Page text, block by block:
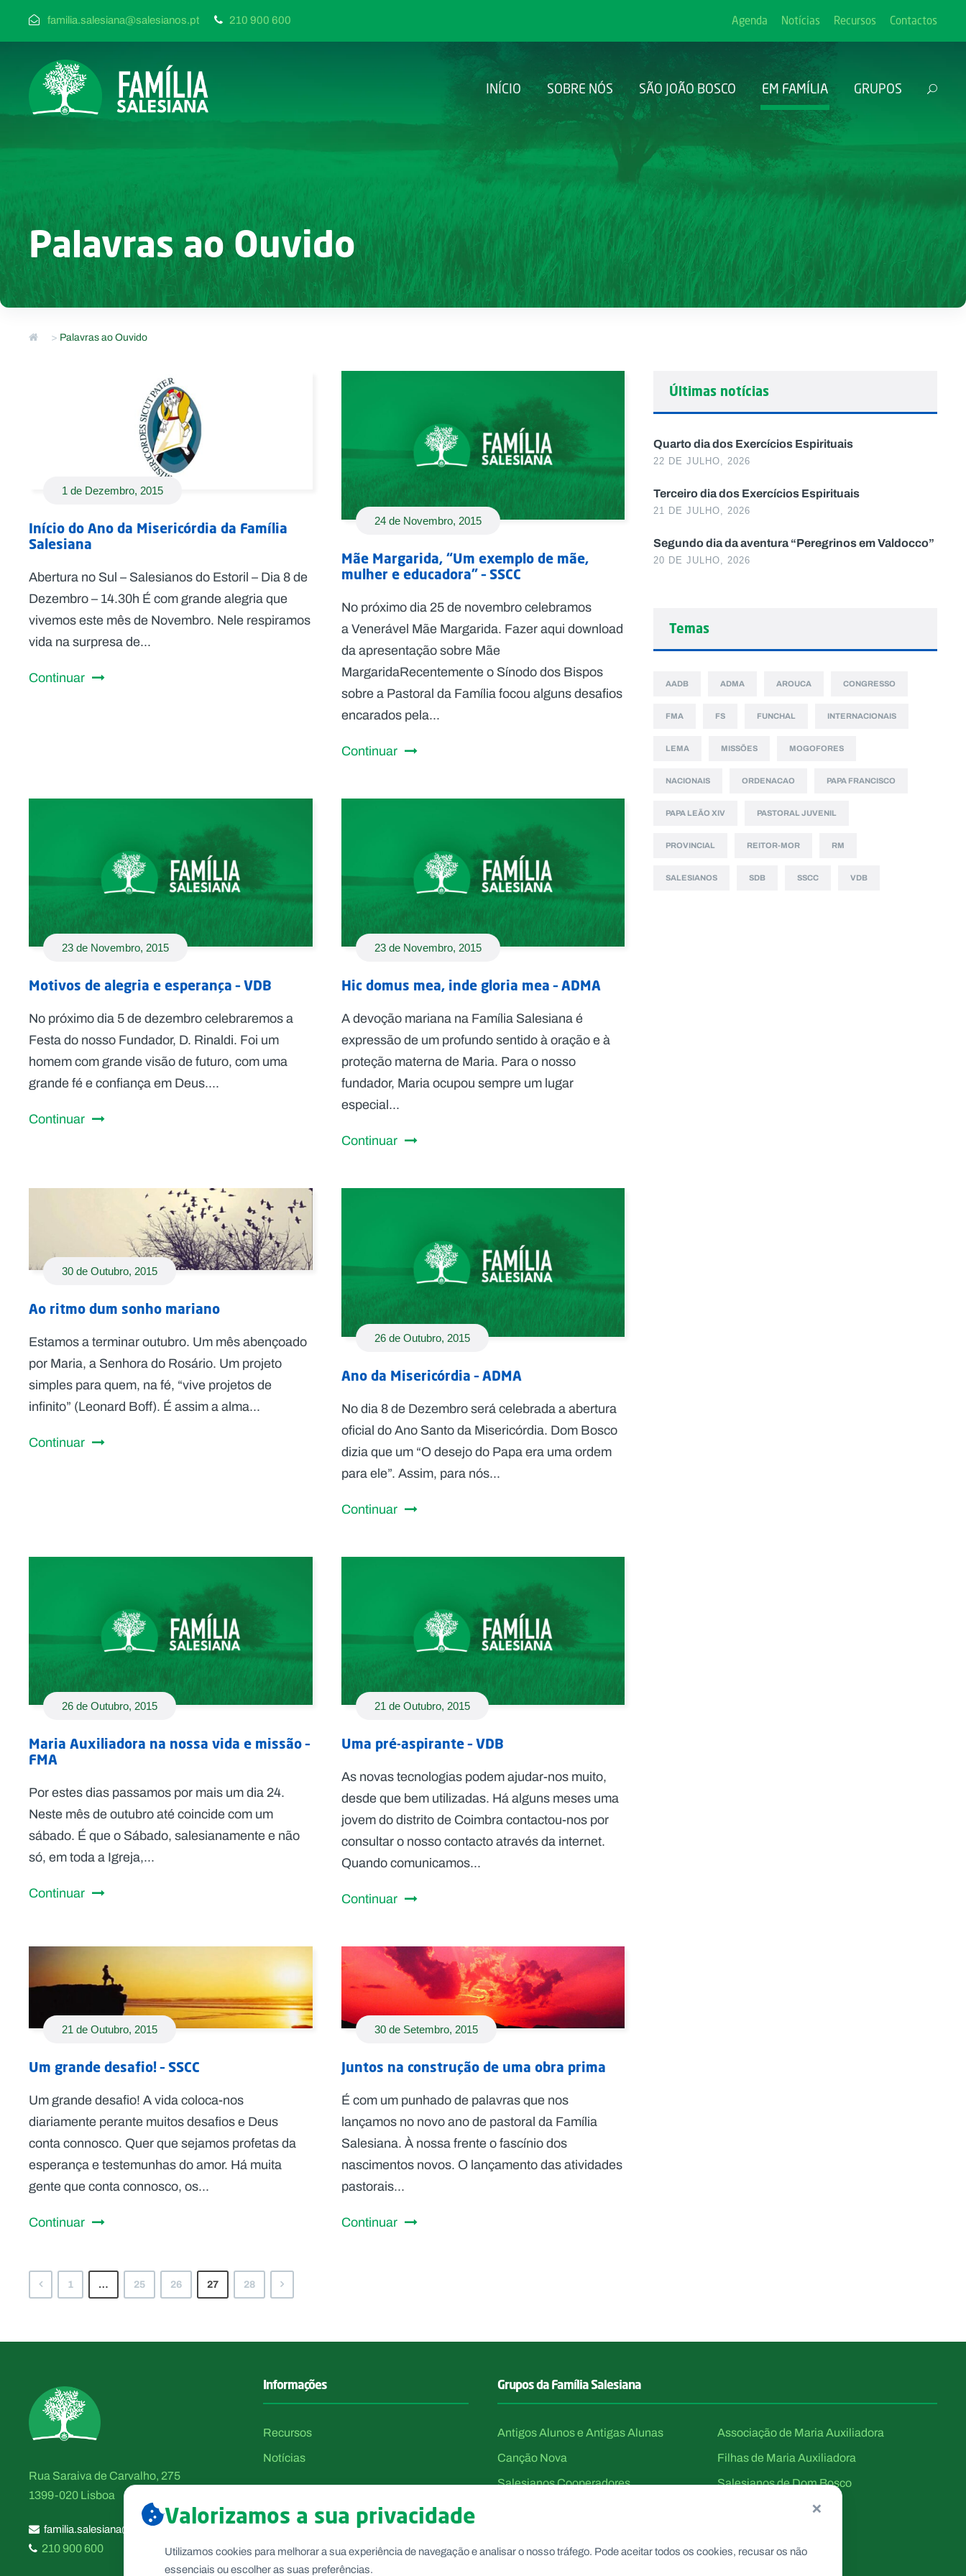
familia.salesiana@salesianos.pt 210 900 600 Agenda Notícias Recursos Contactos
INÍCIO SOBRE NÓS SÃO JOÃO BOSCO EM FAMÍLIA GRUPOS
Palavras ao Ouvido
> Palavras ao Ouvido
1 de Dezembro, 2015
Início do Ano da Misericórdia da Família
Salesiana
Abertura no Sul – Salesianos do Estoril – Dia 8 de
Dezembro – 14.30h É com grande alegria que
vivemos este mês de Novembro. Nele respiramos
vida na surpresa de...
Continuar
24 de Novembro, 2015
Mãe Margarida, “Um exemplo de mãe,
mulher e educadora” – SSCC
No próximo dia 25 de novembro celebramos
a Venerável Mãe Margarida. Fazer aqui download
da apresentação sobre Mãe
MargaridaRecentemente o Sínodo dos Bispos
sobre a Pastoral da Família focou alguns desafios
encarados pela...
Continuar
23 de Novembro, 2015
Motivos de alegria e esperança – VDB
No próximo dia 5 de dezembro celebraremos a
Festa do nosso Fundador, D. Rinaldi. Foi um
homem com grande visão de futuro, com uma
grande fé e confiança em Deus....
Continuar
23 de Novembro, 2015
Hic domus mea, inde gloria mea – ADMA
A devoção mariana na Família Salesiana é
expressão de um profundo sentido à oração e à
proteção materna de Maria. Para o nosso
fundador, Maria ocupou sempre um lugar
especial...
Continuar
30 de Outubro, 2015
Ao ritmo dum sonho mariano
Estamos a terminar outubro. Um mês abençoado
por Maria, a Senhora do Rosário. Um projeto
simples para quem, na fé, “vive projetos de
infinito” (Leonard Boff). É assim a alma...
Continuar
26 de Outubro, 2015
Ano da Misericórdia – ADMA
No dia 8 de Dezembro será celebrada a abertura
oficial do Ano Santo da Misericórdia. Dom Bosco
dizia que um “O desejo do Papa era uma ordem
para ele”. Assim, para nós...
Continuar
26 de Outubro, 2015
Maria Auxiliadora na nossa vida e missão –
FMA
Por estes dias passamos por mais um dia 24.
Neste mês de outubro até coincide com um
sábado. É que o Sábado, salesianamente e não
só, em toda a Igreja,...
Continuar
21 de Outubro, 2015
Uma pré-aspirante – VDB
As novas tecnologias podem ajudar-nos muito,
desde que bem utilizadas. Há alguns meses uma
jovem do distrito de Coimbra contactou-nos por
consultar o nosso contacto através da internet.
Quando comunicamos...
Continuar
21 de Outubro, 2015
Um grande desafio! – SSCC
Um grande desafio! A vida coloca-nos
diariamente perante muitos desafios e Deus
conta connosco. Quer que sejamos profetas da
esperança e testemunhas do amor. Há muita
gente que conta connosco, os...
Continuar
30 de Setembro, 2015
Juntos na construção de uma obra prima
É com um punhado de palavras que nos
lançamos no novo ano de pastoral da Família
Salesiana. À nossa frente o fascínio dos
nascimentos novos. O lançamento das atividades
pastorais...
Continuar
1 … 25 26 27 28
Últimas notícias
Quarto dia dos Exercícios Espirituais
22 DE JULHO, 2026
Terceiro dia dos Exercícios Espirituais
21 DE JULHO, 2026
Segundo dia da aventura “Peregrinos em Valdocco”
20 DE JULHO, 2026
Temas
AADB ADMA AROUCA CONGRESSO
FMA FS FUNCHAL INTERNACIONAIS
LEMA MISSÕES MOGOFORES
NACIONAIS ORDENACAO PAPA FRANCISCO
PAPA LEÃO XIV PASTORAL JUVENIL
PROVINCIAL REITOR-MOR RM
SALESIANOS SDB SSCC VDB
Rua Saraiva de Carvalho, 275
1399-020 Lisboa
familia.salesiana@salesianos.pt
210 900 600
Informações
Recursos
Notícias
Grupos da Família Salesiana
Antigos Alunos e Antigas Alunas
Associação de Maria Auxiliadora
Canção Nova
Filhas de Maria Auxiliadora
Salesianos Cooperadores
Salesianos de Dom Bosco
×
Valorizamos a sua privacidade
Utilizamos cookies para melhorar a sua experiência de navegação e analisar o nosso tráfego. Pode aceitar todos os cookies, recusar os não
essenciais ou escolher as suas preferências.